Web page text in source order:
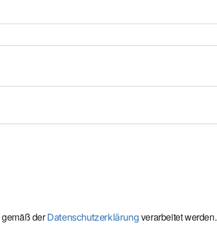
gemäß derDatenschutzerklärung verarbeitet werden.